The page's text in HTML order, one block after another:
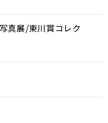
真展/東川賞コレク